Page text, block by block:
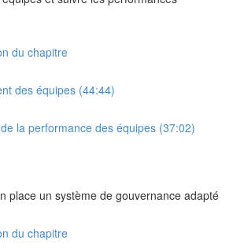
du chapitre
des équipes (44:44)
la performance des équipes (37:02)
place un système de gouvernance adapté
du chapitre